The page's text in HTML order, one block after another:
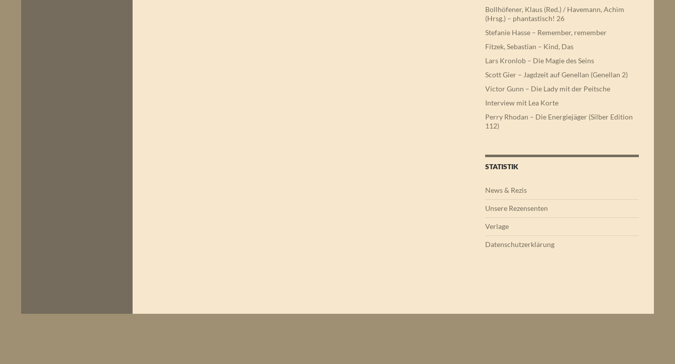
Bollhöfener, Klaus (Red.) / Havemann, Achim
(Hrsg.) – phantastisch! 26
Stefanie Hasse – Remember, remember
Fitzek, Sebastian – Kind, Das
Lars Kronlob – Die Magie des Seins
Scott Gier – Jagdzeit auf Genellan (Genellan 2)
Victor Gunn – Die Lady mit der Peitsche
Interview mit Lea Korte
Perry Rhodan – Die Energiejäger (Silber Edition
112)
STATISTIK
News & Rezis
Unsere Rezensenten
Verlage
Datenschutzerklärung